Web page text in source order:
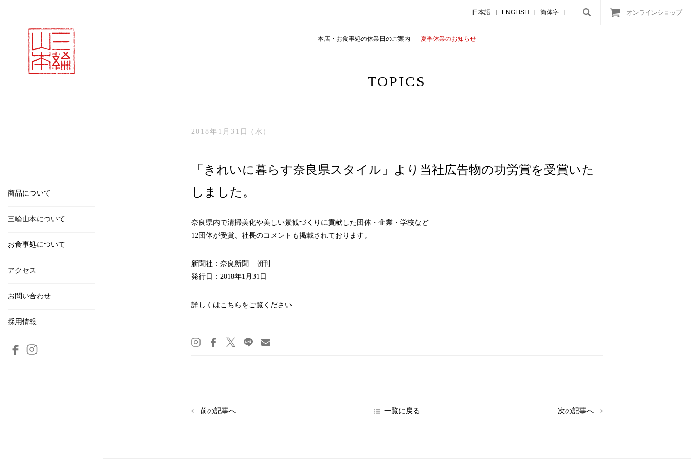
商品について
三輪山本について
お食事処について
アクセス
お問い合わせ
採用情報
オンラインショップ
日本語 | ENGLISH | 簡体字 |
本店・お食事処の休業日のご案内 夏季休業のお知らせ
TOPICS
2018年1月31日 (水)
「きれいに暮らす奈良県スタイル」より当社広告物の功労賞を受賞いた
しました。
奈良県内で清掃美化や美しい景観づくりに貢献した団体・企業・学校など
12団体が受賞、社長のコメントも掲載されております。
新聞社：奈良新聞 朝刊
発行日：2018年1月31日
詳しくはこちらをご覧ください
前の記事へ 一覧に戻る 次の記事へ